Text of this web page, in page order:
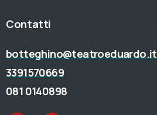
Contatti
botteghino@teatroeduardo.it
3391570669
081 0140898